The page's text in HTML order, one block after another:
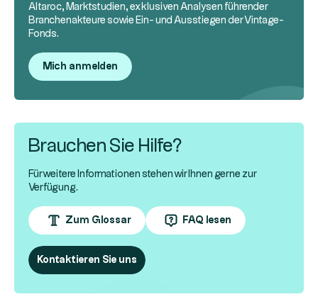
Altaroc, Marktstudien, exklusiven Analysen führender
Branchenakteure sowie Ein- und Ausstiegen der Vintage-
Fonds.
Mich anmelden
Brauchen Sie Hilfe?
Für weitere Informationen stehen wir Ihnen gerne zur
Verfügung.
Zum Glossar FAQ lesen
Kontaktieren Sie uns